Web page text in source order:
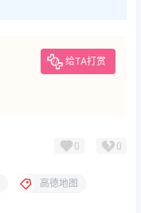
给TA打赏
0 0
高德地图